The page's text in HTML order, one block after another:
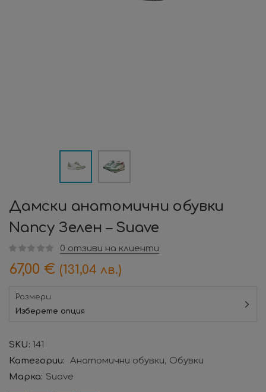
Дамски анатомични обувки
Nancy Зелен – Suave
0 отзиви на клиенти
67,00 € (131,04 лв.)
Размери
Изберете опция
SKU: 141
Категории: Анатомични обувки Обувки
Марка: Suave